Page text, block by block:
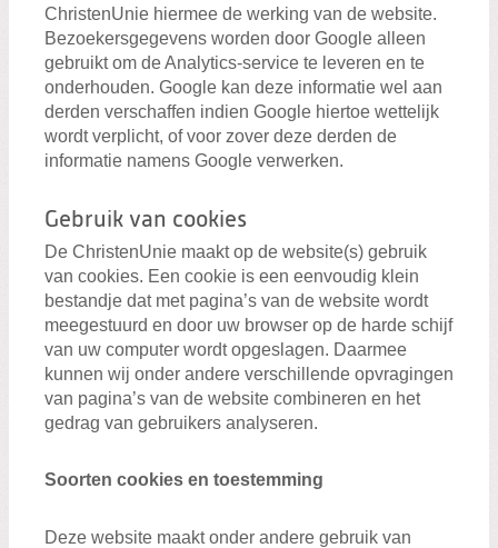
ChristenUnie hiermee de werking van de website.
Bezoekersgegevens worden door Google alleen
gebruikt om de Analytics-service te leveren en te
onderhouden. Google kan deze informatie wel aan
derden verschaffen indien Google hiertoe wettelijk
wordt verplicht, of voor zover deze derden de
informatie namens Google verwerken.
Gebruik van cookies
De ChristenUnie maakt op de website(s) gebruik
van cookies. Een cookie is een eenvoudig klein
bestandje dat met pagina’s van de website wordt
meegestuurd en door uw browser op de harde schijf
van uw computer wordt opgeslagen. Daarmee
kunnen wij onder andere verschillende opvragingen
van pagina’s van de website combineren en het
gedrag van gebruikers analyseren.
Soorten cookies en toestemming
Deze website maakt onder andere gebruik van